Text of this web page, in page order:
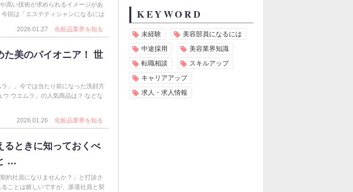
高い技術が求められるイメージがあ
回は「エステティシャンになるには
2026.01.27
化粧品業界を知る
た美のパイオニア！ 世
」。今では当たり前になった洗顔方
ウエムラ」の人気商品は？ などな
2026.01.26 化粧品業界を知る
るときに知っておくべ
…
約社員になりませんか？」と打診さ
ことは嬉しいですが、派遣社員と契
KEYWORD
未経験
美容部員になるには
中途採用
美容業界知識
転職相談
スキルアップ
キャリアアップ
求人・求人情報